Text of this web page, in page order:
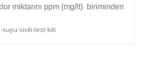
miktarını ppm (mg/lt) biriminden